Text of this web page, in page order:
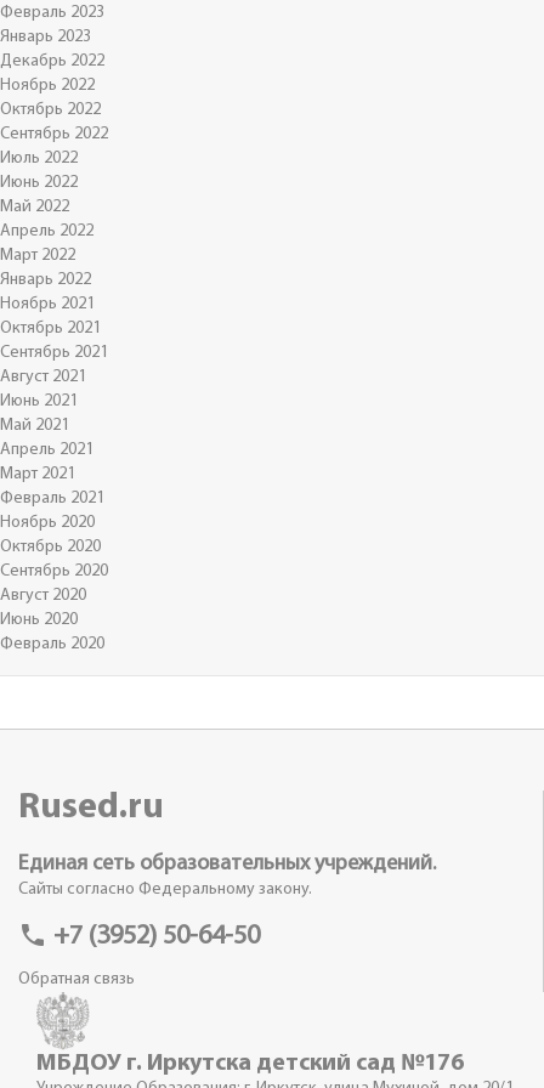
Февраль 2023
Январь 2023
Декабрь 2022
Ноябрь 2022
Октябрь 2022
Сентябрь 2022
Июль 2022
Июнь 2022
Май 2022
Апрель 2022
Март 2022
Январь 2022
Ноябрь 2021
Октябрь 2021
Сентябрь 2021
Август 2021
Июнь 2021
Май 2021
Апрель 2021
Март 2021
Февраль 2021
Ноябрь 2020
Октябрь 2020
Сентябрь 2020
Август 2020
Июнь 2020
Февраль 2020
Rused.ru
Единая сеть образовательных учреждений.
Сайты согласно Федеральному закону.
phone +7 (3952) 50-64-50
Обратная связь
МБДОУ г. Иркутска детский сад №176